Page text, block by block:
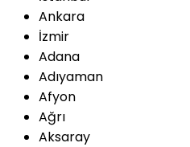
Ankara
İzmir
Adana
Adıyaman
Afyon
Ağrı
Aksaray